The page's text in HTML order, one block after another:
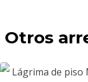
Otros